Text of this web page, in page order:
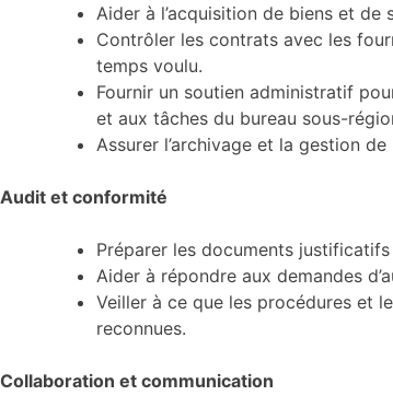
Aider à l’acquisition de biens et
Contrôler les contrats avec les
temps voulu.
Fournir un soutien administratif
et aux tâches du bureau sous-
Assurer l’archivage et la gestion
Audit et conformité
Préparer les documents
Aider à répondre aux demandes
Veiller à ce que les procédures et
reconnues.
Collaboration et communication